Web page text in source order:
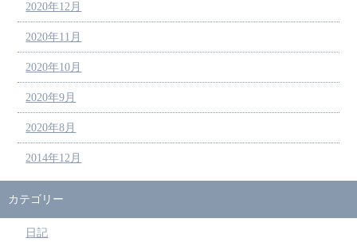
2020年12月
2020年11月
2020年10月
2020年9月
2020年8月
2014年12月
カテゴリー
日記